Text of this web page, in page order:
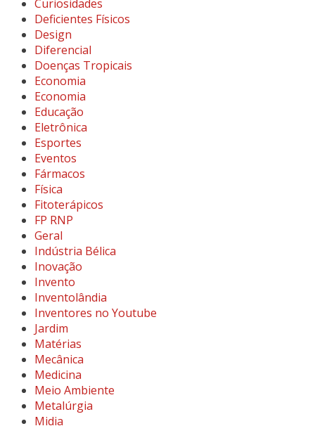
Curiosidades
Deficientes Físicos
Design
Diferencial
Doenças Tropicais
Economia
Economia
Educação
Eletrônica
Esportes
Eventos
Fármacos
Física
Fitoterápicos
FP RNP
Geral
Indústria Bélica
Inovação
Invento
Inventolândia
Inventores no Youtube
Jardim
Matérias
Mecânica
Medicina
Meio Ambiente
Metalúrgia
Midia